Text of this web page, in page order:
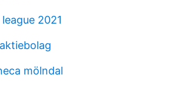
2021
mölndal